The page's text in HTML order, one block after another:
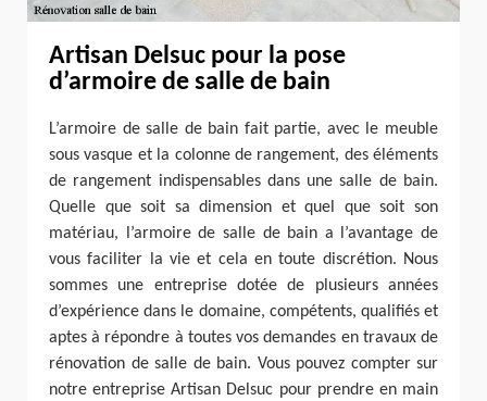
Artisan Delsuc pour la pose
d’armoire de salle de bain
L’armoire de salle de bain fait partie, avec le meuble
sous vasque et la colonne de rangement, des éléments
de rangement indispensables dans une salle de bain.
Quelle que soit sa dimension et quel que soit son
matériau, l’armoire de salle de bain a l’avantage de
vous faciliter la vie et cela en toute discrétion. Nous
sommes une entreprise dotée de plusieurs années
d’expérience dans le domaine, compétents, qualifiés et
aptes à répondre à toutes vos demandes en travaux de
rénovation de salle de bain. Vous pouvez compter sur
notre entreprise Artisan Delsuc pour prendre en main